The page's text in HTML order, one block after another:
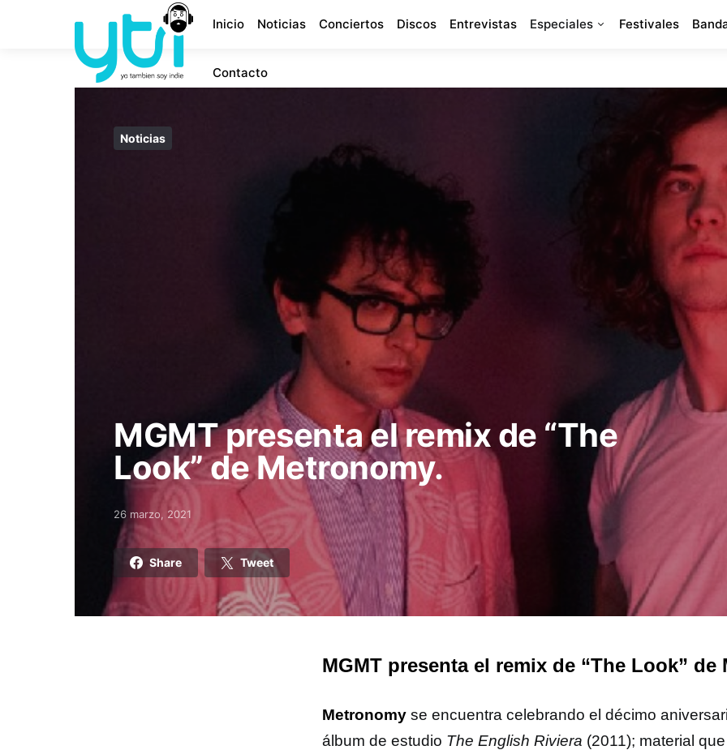
Inicio Noticias Conciertos Discos Entrevistas Especiales Festivales
Contacto
Noticias
MGMT presenta el remix de “The
Look” de Metronomy.
Posted on
26 marzo, 2021
Share Tweet
MGMT presenta el remix de “The Look” de
Metronomy se encuentra celebrando el décimo
álbum de estudio The English Riviera (2011); material